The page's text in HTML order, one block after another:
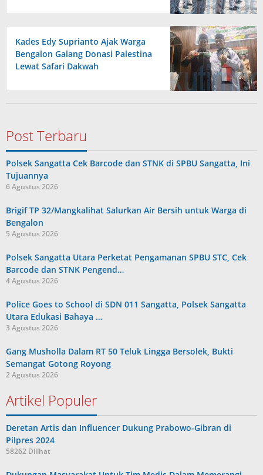
Kades Edy Suprianto Ajak Warga
Bengalon Galang Donasi Palestina
Lewat Safari Dakwah
Post Terbaru
Polsek Sangatta Cek Barcode dan STNK di SPBU Sangatta, Ini
Tujuannya
6 Agustus 2026
Brigif TP 32/Mangkalihat Salurkan Air Bersih untuk Warga di
Bengalon
5 Agustus 2026
Polsek Sangatta Utara Perketat Pengamanan SPBU STC, Cek
Barcode dan STNK Pengend…
4 Agustus 2026
Police Goes to School di SDN 011 Sangatta, Polsek Sangatta
Utara Edukasi Bahaya …
3 Agustus 2026
Gang Musholla Dalam RT 50 Teluk Lingga Bersolek, Bukti
Semangat Gotong Royong
2 Agustus 2026
Artikel Populer
Deretan Artis dan Influencer Dukung Prabowo-Gibran di
Pilpres 2024
58262 Dilihat